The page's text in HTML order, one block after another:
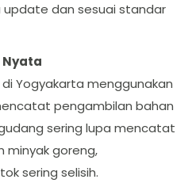
update dan sesuai standar
Nyata
Yogyakarta menggunakan
pengambilan bahan
sering lupa mencatat
minyak goreng,
sering selisih.